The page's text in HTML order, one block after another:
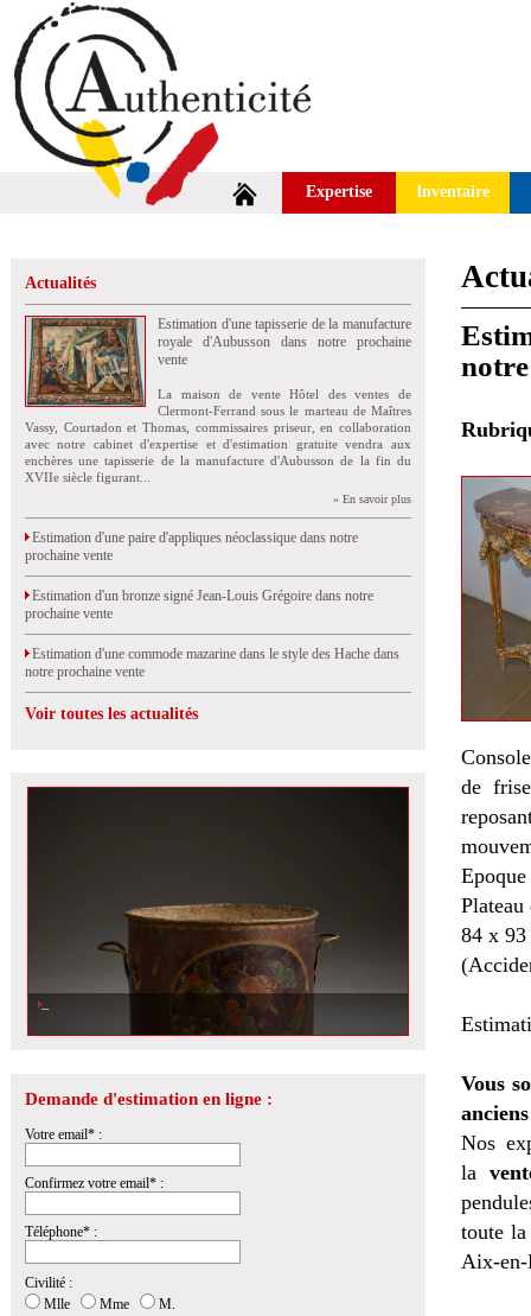
Expertise Inventaire
Actualités
Estimation d'une tapisserie de la manufacture
royale d'Aubusson dans notre prochaine
vente
La maison de vente Hôtel des ventes de
Clermont-Ferrand sous le marteau de Maîtres
Vassy, Courtadon et Thomas, commissaires priseur, en collaboration
avec notre cabinet d'expertise et d'estimation gratuite vendra aux
enchères une tapisserie de la manufacture d'Aubusson de la fin du
XVIIe siècle figurant...
» En savoir plus
Estimation d'une paire d'appliques néoclassique dans notre
prochaine vente
Estimation d'un bronze signé Jean-Louis Grégoire dans notre
prochaine vente
Estimation d'une commode mazarine dans le style des Hache dans
notre prochaine vente
Voir toutes les actualités
Demande d'estimation en ligne :
Votre email* :
Confirmez votre email* :
Téléphone* :
Civilité :
Mlle
Mme
M.
de
Plateau
84 x
Vous
Nos
la
toute
Aix-en-